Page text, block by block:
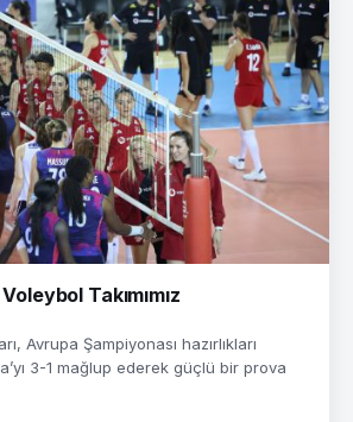
Takımımız
Avrupa Şampiyonası hazırlıkları
3-1 mağlup ederek güçlü bir prova